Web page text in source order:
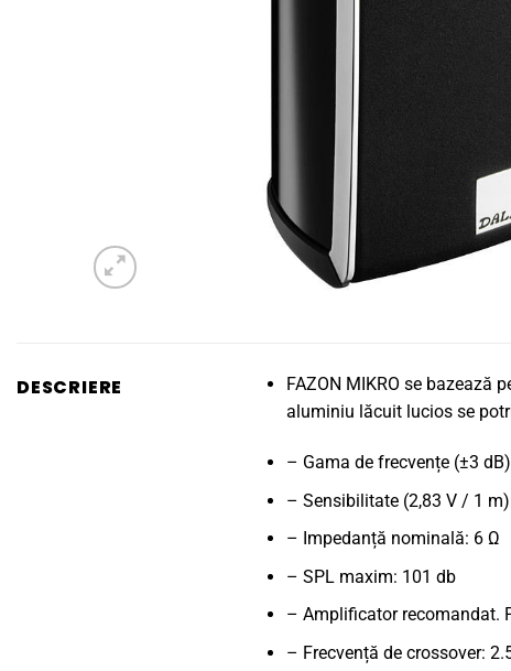
DESCRIERE
FAZON MIKRO se bazează
aluminiu lăcuit lucios se
– Gama de frecvențe (±3
– Sensibilitate (2,83 V / 1
– Impedanță nominală: 6 Ω
– SPL maxim: 101 db
– Amplificator recomandat.
– Frecvență de crossover: